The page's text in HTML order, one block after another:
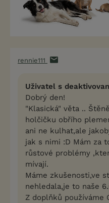
rennie111
Uživatel s
Dobrý den!
"Klasická" věta ..
holčičku obřího
ani ne kulhat,ale
jak s nimi :D Mám za
růstové problémy
mívají.
Máme zkušenosti,ve
nehledala,je to naše
Z doplňků používáme